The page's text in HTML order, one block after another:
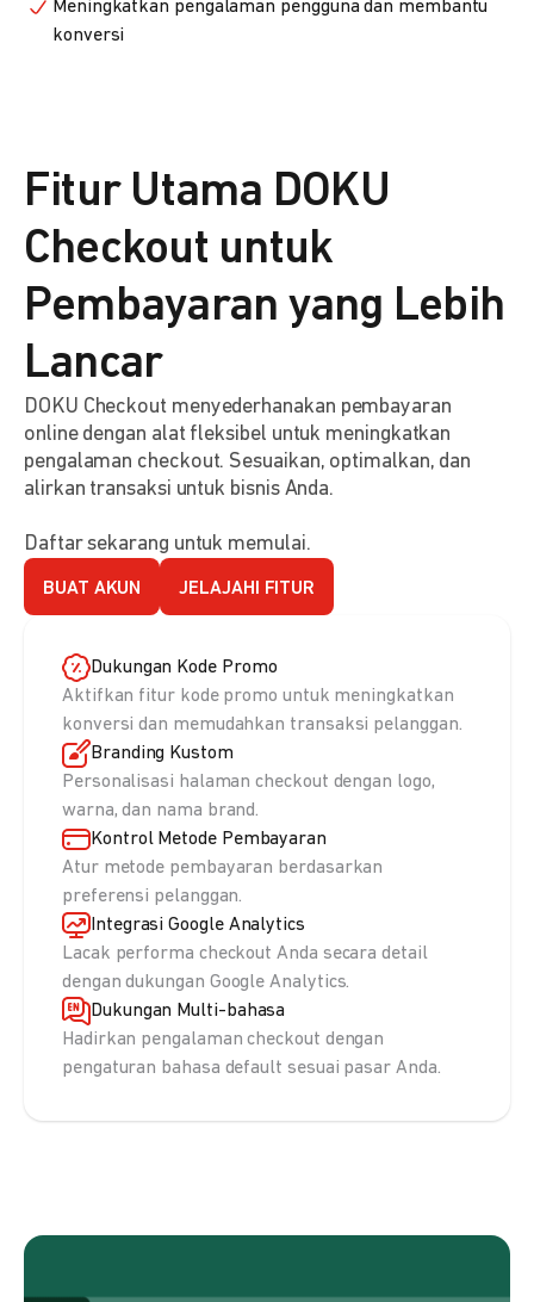
Meningkatkan pengalaman pengguna dan membantu
konversi
Fitur Utama DOKU
Checkout untuk
Pembayaran yang Lebih
Lancar
DOKU Checkout menyederhanakan pembayaran
online dengan alat fleksibel untuk meningkatkan
pengalaman checkout. Sesuaikan, optimalkan, dan
alirkan transaksi untuk bisnis Anda.
Daftar sekarang untuk memulai.
BUAT AKUN JELAJAHI FITUR
Dukungan Kode Promo
Aktifkan fitur kode promo untuk meningkatkan
konversi dan memudahkan transaksi pelanggan.
Branding Kustom
Personalisasi halaman checkout dengan logo,
warna, dan nama brand.
Kontrol Metode Pembayaran
Atur metode pembayaran berdasarkan
preferensi pelanggan.
Integrasi Google Analytics
Lacak performa checkout Anda secara detail
dengan dukungan Google Analytics.
Dukungan Multi-bahasa
Hadirkan pengalaman checkout dengan
pengaturan bahasa default sesuai pasar Anda.